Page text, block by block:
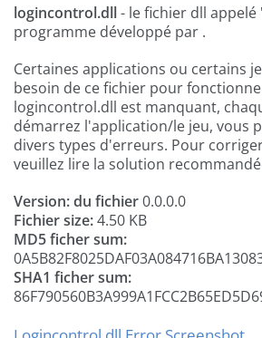
logincontrol.dll- le fichier dll appelé
programme développé par .
Certaines applications ou certains
besoin de ce fichier pour
logincontrol.dll est manquant,
démarrez l'application/le jeu, vous
divers types d'erreurs. Pour
veuillez lire la solution
Version: du fichier0.0.0.0
Fichier size:4.50 KB
MD5 ficher sum:
SHA1 ficher sum: